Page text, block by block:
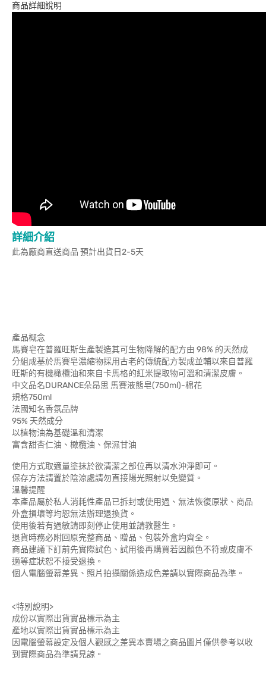
商品詳細說明
詳細介紹
此為廠商直送商品 預計出貨日2-5天
產品概念
馬賽皂在普羅旺斯生產製造其可生物降解的配方由 98% 的天然成
分組成基於馬賽皂濃縮物採用古老的傳統配方製成並輔以來自普羅
旺斯的有機橄欖油和來自卡馬格的紅米提取物可溫和清潔皮膚。
中文品名DURANCE朵昂思 馬賽液態皂(750ml)-棉花
規格750ml
法國知名香氛品牌
95% 天然成分
以植物油為基礎溫和清潔
富含甜杏仁油、橄欖油、保濕甘油
使用方式取適量塗抹於欲清潔之部位再以清水沖淨即可。
保存方法請置於陰涼處請勿直接陽光照射以免變質。
溫馨提醒
本產品屬於私人消耗性產品已拆封或使用過、無法恢復原狀、商品
外盒損壞等均恕無法辦理退換貨。
使用後若有過敏請即刻停止使用並請教醫生。
退貨時務必附回原完整商品、贈品、包裝外盒均齊全。
商品建議下訂前先實際試色、試用後再購買若因顏色不符或皮膚不
適等症狀恕不接受退換。
個人電腦螢幕差異、照片拍攝關係造成色差請以實際商品為準。
<特別說明>
成份以實際出貨實品標示為主
產地以實際出貨實品標示為主
因電腦螢幕設定及個人觀感之差異本賣場之商品圖片僅供參考以收
到實際商品為準請見諒。